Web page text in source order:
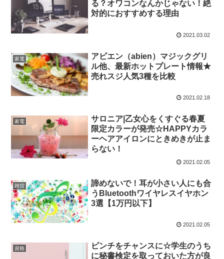
る？オワコンなんかじゃない！絶
対的におすすめする理由
2021.03.02
家電
アビエン（abien）マジックグリ
ル他、最新ホットプレート情報★
売れスジ人気3種を比較
2021.02.18
家電
サロニア|乙女心をくすぐる春夏
限定カラーが発売☆HAPPYカラ
ーヘアアイロンにときめきが止ま
らない！
2021.02.05
雑貨
諦めないで！耳が小さい人にも合
うBluetoothワイヤレスイヤホン
3選【1万円以下】
2021.02.05
資格
ピンチをチャンスに☆学生のうち
に秘書検定を取っておいた方が良